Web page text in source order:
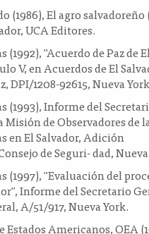
(1986), El agro salvadoreño
UCA Editores.
(1992), "Acuerdo de Paz de
V, en Acuerdos de El
DPI/1208-92615, Nueva
(1993), Informe del
Misión de Observadores de
en El Salvador, Adición
de Seguri- dad,
(1997), "Evaluación del
Informe del Secretario
A/51/917, Nueva York.
Americanos, OEA